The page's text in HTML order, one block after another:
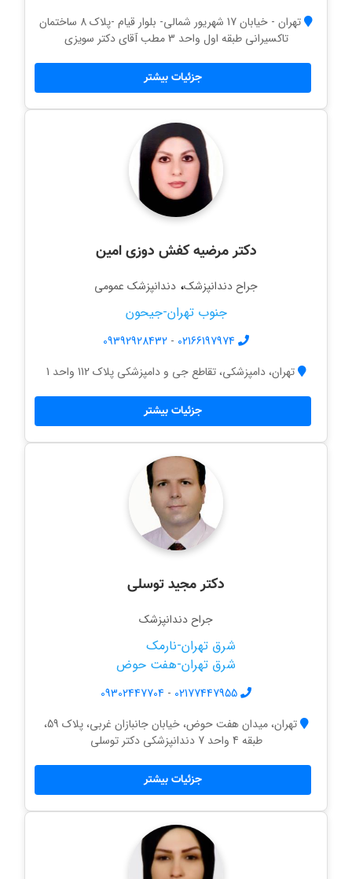
تهران - خیابان 17 شهریور شمالی- بلوار قیام -پلاک 8 ساختمان
تاکسیرانی طبقه اول واحد 3 مطب آقای دکتر سویزی
جزئیات بیشتر
دکتر مرضیه کفش دوزی امین
جراح دندانپزشک، دندانپزشک عمومی
جنوب تهران-جیحون
02166197974
-
09392928432
تهران، دامپزشکی، تقاطع جی و دامپزشکی پلاک 112 واحد 1
جزئیات بیشتر
دکتر مجید توسلی
جراح دندانپزشک
شرق تهران-نارمک
شرق تهران-هفت حوض
02177447955
-
09302447704
تهران، میدان هفت حوض، خیابان جانبازان غربی، پلاک 59،
طبقه 4 واحد 7 دندانپزشکی دکتر توسلی
جزئیات بیشتر